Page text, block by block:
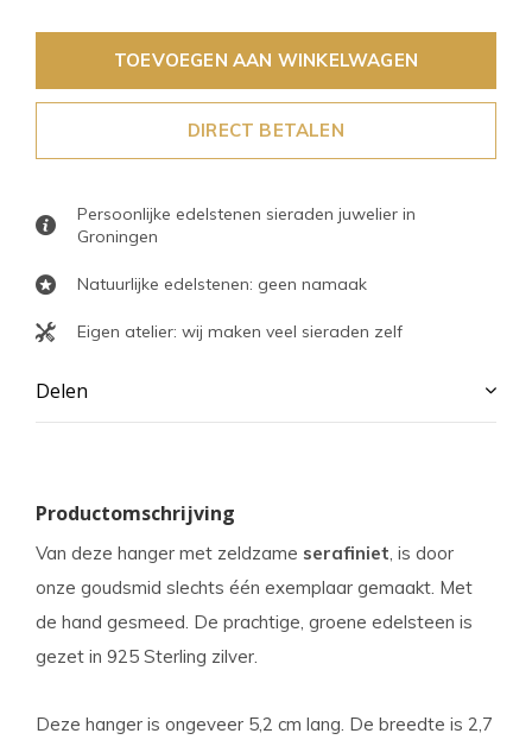
TOEVOEGEN AAN WINKELWAGEN
DIRECT BETALEN
Persoonlijke edelstenen sieraden juwelier in
Groningen
Natuurlijke edelstenen: geen namaak
Eigen atelier: wij maken veel sieraden zelf
Delen
Productomschrijving
Van deze hanger met zeldzame serafiniet, is door
onze goudsmid slechts één exemplaar gemaakt. Met
de hand gesmeed. De prachtige, groene edelsteen is
gezet in 925 Sterling zilver.
Deze hanger is ongeveer 5,2 cm lang. De breedte is 2,7